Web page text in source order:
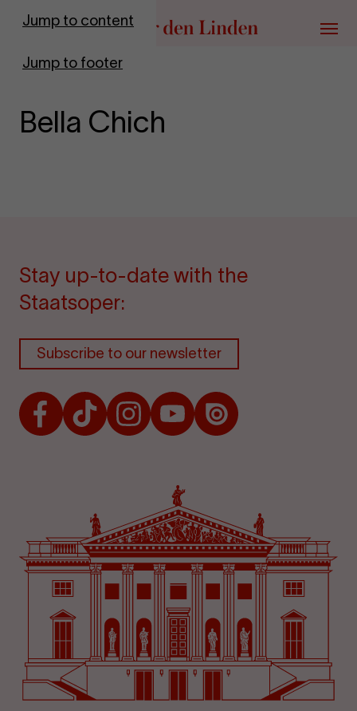
Jump to content
Jump to footer
Go to homepage
Menu
Bella Chich
Stay up-to-date with the
Staatsoper:
Subscribe to our newsletter
FacebookTikTok InstagramYoutubeIssuu